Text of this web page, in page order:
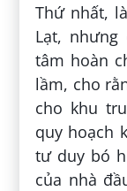
Thứ nhất,
Lạt,
tâm hoàn
lầm, cho
cho khu
quy hoạch
tư duy bó
của nhà